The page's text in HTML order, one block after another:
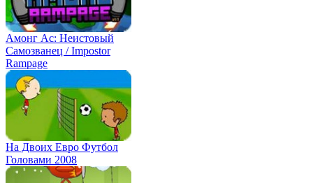
Амонг Ас: Неистовый
Самозванец / Impostor
Rampage
На Двоих Евро Футбол
Головами 2008